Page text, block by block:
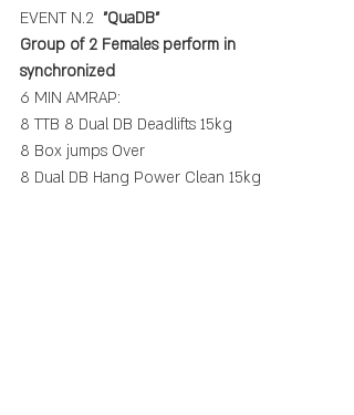
EVENT N.2 "QuaDB"
Group of 2 Females perform in
synchronized
6 MIN AMRAP:
8 TTB 8 Dual DB Deadlifts 15kg
8 Box jumps Over
8 Dual DB Hang Power Clean 15kg